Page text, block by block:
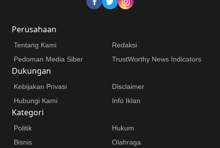
Perusahaan
Tentang Kami
Redaksi
Pedoman Media Siber
TrustWorthy News Indicators
Dukungan
Kebijakan Privasi
Disclaimer
Hubungi Kami
Info Iklan
Kategori
Politik
Hukum
Bisnis
Olahraga